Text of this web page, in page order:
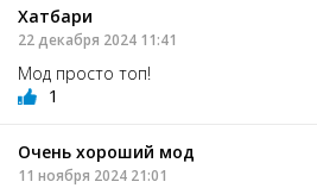
Хатбари
22 декабря 2024 11:41
Мод просто топ!
1
Очень хороший мод
11 ноября 2024 21:01